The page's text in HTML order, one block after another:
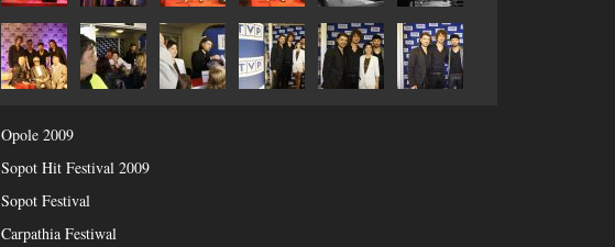
Opole 2009
Sopot Hit Festival 2009
Sopot Festival
Carpathia Festiwal